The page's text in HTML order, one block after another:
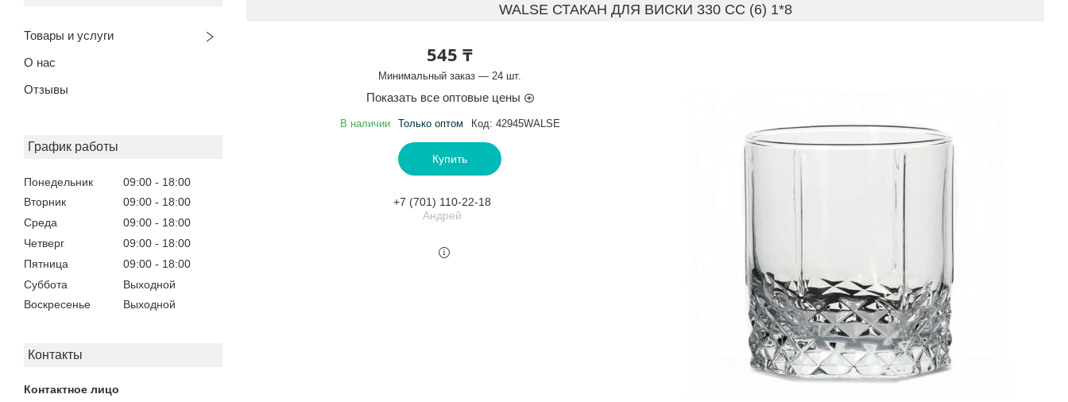
Товары и услуги
О нас
Отзывы
График работы
Понедельник 09:00
18:00
Вторник
09:00
18:00
Среда
09:00
18:00
Четверг
09:00
18:00
Пятница
09:00
18:00
Суббота
Выходной
Воскресенье
Выходной
Контакты
WALSE СТАКАН ДЛЯ ВИСКИ 330 CC (6) 1*8
545 ₸
Минимальный заказ — 24 шт.
Показать все оптовые цены
В наличии Только оптом Код: 42945WALSE
Купить
+7 (701) 110-22-18
Андрей